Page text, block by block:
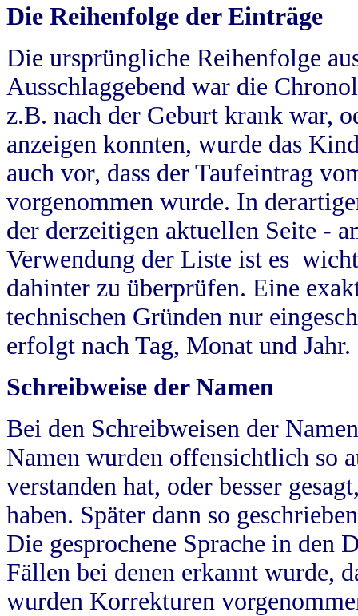
Die Reihenfolge der Einträge
Die ursprüngliche Reihenfolge
Ausschlaggebend war die
z.B. nach der Geburt krank war,
anzeigen konnten, wurde das
auch vor, dass der Taufeintrag
vorgenommen wurde. In
der derzeitigen aktuellen Seite -
Verwendung der Liste ist es
dahinter zu überprüfen. Eine
technischen Gründen nur
erfolgt nach Tag, Monat und Jahr.
Schreibweise der Namen
Bei den Schreibweisen der
Namen wurden offensichtlich so
verstanden hat, oder besser
haben. Später dann so
Die gesprochene Sprache in
Fällen bei denen erkannt wurde,
wurden Korrekturen